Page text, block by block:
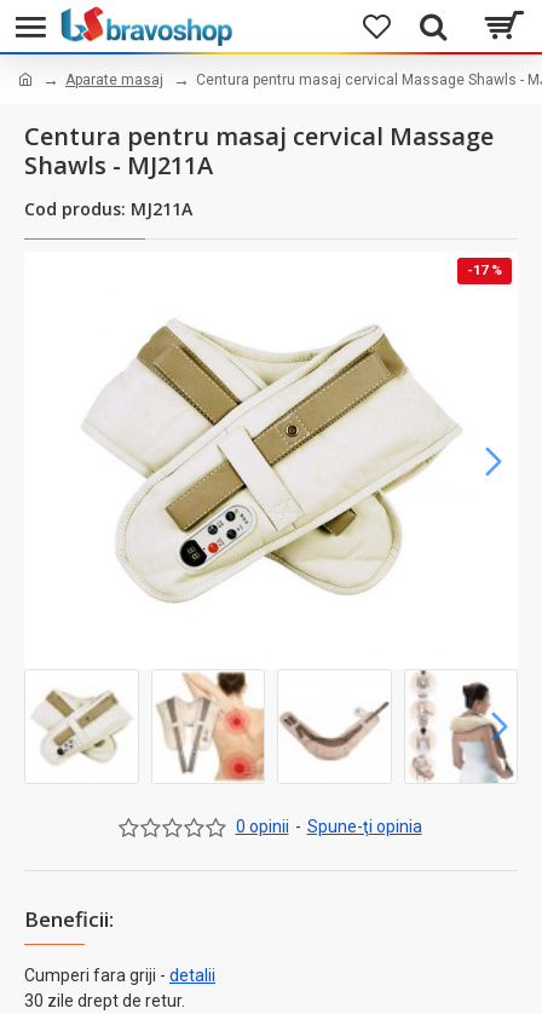
Aparate masaj Centura pentru masaj cervical Massage Shawls -
Centura pentru masaj cervical Massage
Shawls - MJ211A
Cod produs: MJ211A
-17 %
Beneficii:
Cumperi fara griji - detalii
30 zile drept de retur.
0 opinii - Spune-ţi opinia